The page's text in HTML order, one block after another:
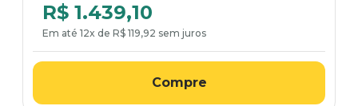
R$ 1.439,10
Em até 12x de R$ 119,92 sem juros
Compre